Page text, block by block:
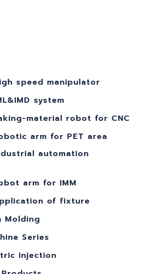
speed manipulator
system
material robot for CNC
arm for PET area
automation
arm for IMM
of fixture
Molding
Series
injection